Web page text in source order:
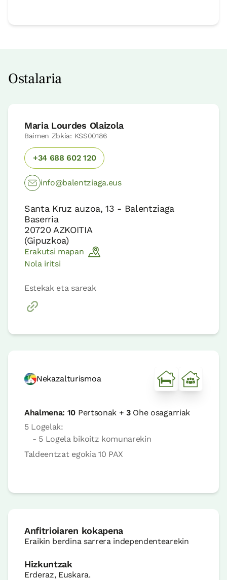
Ostalaria
Maria Lourdes Olaizola
Baimen Zbkia: KSS00186
+34 688 602 120
info@balentziaga.eus
Santa Kruz auzoa, 13 - Balentziaga
Baserria
20720 AZKOITIA
(Gipuzkoa)
Erakutsi mapan
Nola iritsi
Estekak eta sareak
Nekazalturismoa
Ahalmena: 10 Pertsonak +3Ohe osagarriak
5 Logelak:
- 5 Logela bikoitz komunarekin
Taldeentzat egokia 10 PAX
Anfitrioiaren kokapena
Eraikin berdina sarrera independentearekin
Hizkuntzak
Erderaz, Euskara.